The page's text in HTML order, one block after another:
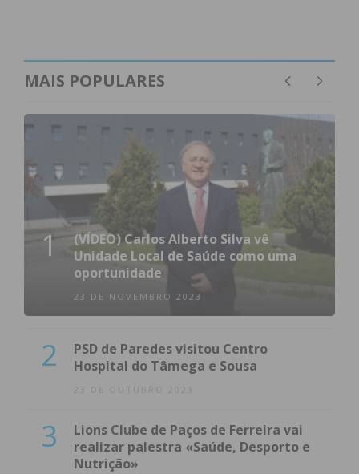
MAIS POPULARES
1
(VÍDEO) Carlos Alberto Silva vê
Unidade Local de Saúde como uma
oportunidade
23 DE NOVEMBRO 2023
2
PSD de Paredes visitou Centro
Hospital do Tâmega e Sousa
23 DE OUTUBRO 2023
3
Lions Clube de Paços de Ferreira vai
realizar palestra «Saúde, Desporto e
Nutrição»